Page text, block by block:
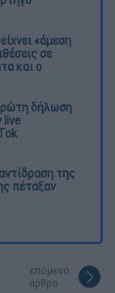
«άμεση
σε
και ο
δήλωση
live
της
πέταξαν
επόμενο
άρθρο